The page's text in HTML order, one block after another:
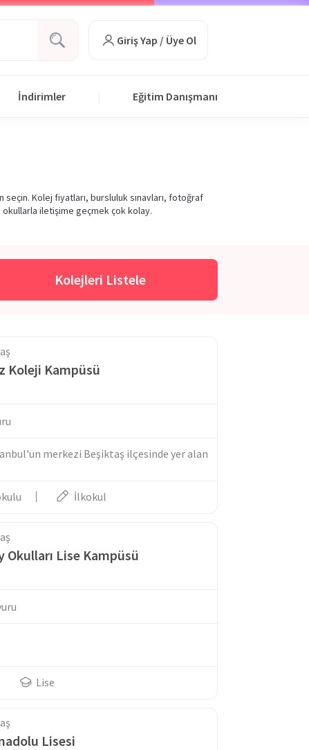
Giriş Yap / Üye Ol
İndirimler Eğitim Danışmanı
Kolej fiyatları, bursluluk sınavları, fotoğraf
iletişime geçmek çok kolay.
Kolejleri Listele
Koleji Kampüsü
merkezi Beşiktaş ilçesinde yer alan
İlkokul
Okulları Lise Kampüsü
Lise
Lisesi